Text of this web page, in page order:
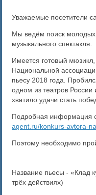
Уважаемые посетители
Мы ведём поиск молодых
музыкального спектакля.
Имеется готовый мюзикл,
Национальной
пьесу 2018 года.
одном из театров
хватило удачи стать
Подробная информация
agent.ru/konkurs-avtora-
Поэтому необходимо
Название пьесы - «Клад
трёх действиях)